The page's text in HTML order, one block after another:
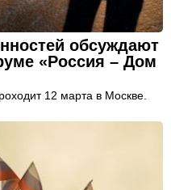
обсуждают
«Россия – Дом
12 марта в Москве.